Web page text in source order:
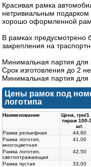
Красивая рамка
нетривиальным
хорошо оформленной
В рамках предусмотрено
закрепления на
Минимальная партия
Срок изготовления до 2
Минимальная партия для
Цены рамок под
логотипа
Наименование
Цена, грн/1
тираж 100-
шт.
Рамка рельефная 44,60
Рамка логотип,
многоцветная
41,00
Рамка логотип,
светоотражающая
42,50
Рамка пустая 33,00